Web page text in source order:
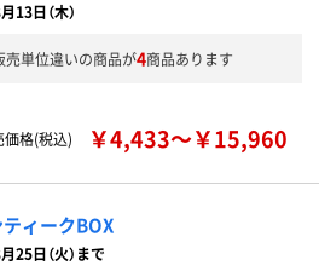
13日（木）
売単位違いの商品が4商品あります
価格(税込)
￥4,433～￥15,960
ィークBOX
25日（火）まで